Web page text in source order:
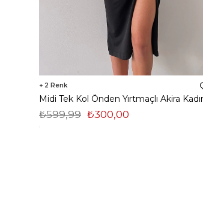
2
₺300,00
₺599,99